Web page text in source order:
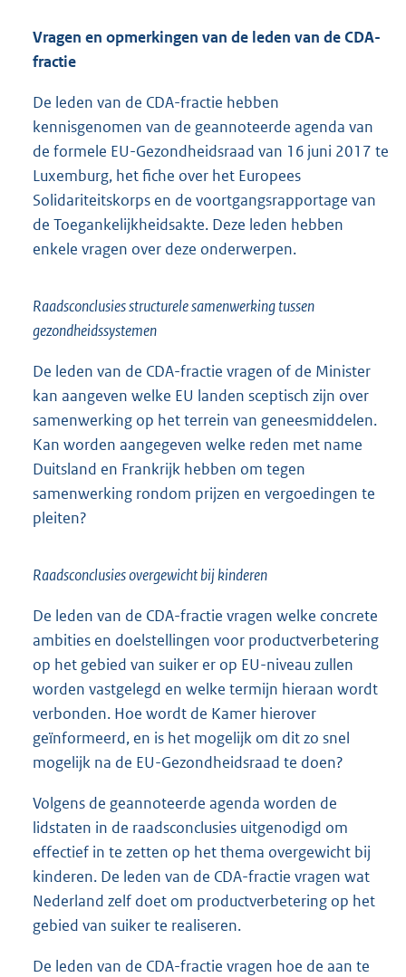
Vragen en opmerkingen van de leden van de CDA-
fractie
De leden van de CDA-fractie hebben
kennisgenomen van de geannoteerde agenda van
de formele EU-Gezondheidsraad van 16 juni 2017 te
Luxemburg, het fiche over het Europees
Solidariteitskorps en de voortgangsrapportage van
de Toegankelijkheidsakte. Deze leden hebben
enkele vragen over deze onderwerpen.
Raadsconclusies structurele samenwerking tussen
gezondheidssystemen
De leden van de CDA-fractie vragen of de Minister
kan aangeven welke EU landen sceptisch zijn over
samenwerking op het terrein van geneesmiddelen.
Kan worden aangegeven welke reden met name
Duitsland en Frankrijk hebben om tegen
samenwerking rondom prijzen en vergoedingen te
pleiten?
Raadsconclusies overgewicht bij kinderen
De leden van de CDA-fractie vragen welke concrete
ambities en doelstellingen voor productverbetering
op het gebied van suiker er op EU-niveau zullen
worden vastgelegd en welke termijn hieraan wordt
verbonden. Hoe wordt de Kamer hierover
geïnformeerd, en is het mogelijk om dit zo snel
mogelijk na de EU-Gezondheidsraad te doen?
Volgens de geannoteerde agenda worden de
lidstaten in de raadsconclusies uitgenodigd om
effectief in te zetten op het thema overgewicht bij
kinderen. De leden van de CDA-fractie vragen wat
Nederland zelf doet om productverbetering op het
gebied van suiker te realiseren.
De leden van de CDA-fractie vragen hoe de aan te